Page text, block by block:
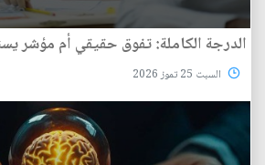
الدرجة الكاملة: تفوق حقيقي أم مؤشر
السبت 25 تموز 2026